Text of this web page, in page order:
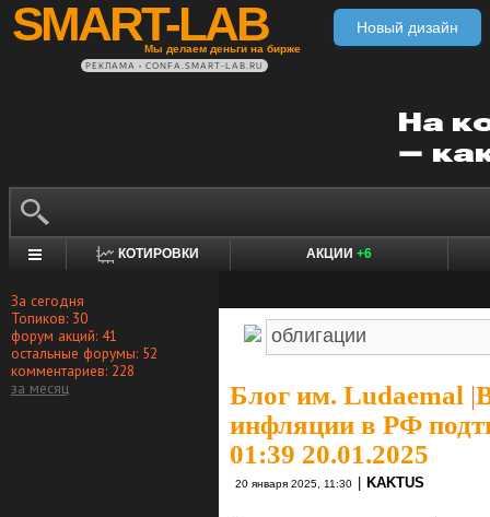
SMART-LAB
Мы делаем деньги на бирже
Новый дизайн
РЕКЛАМА • CONFA.SMART-LAB.RU
КОТИРОВКИ АКЦИИ +6
За сегодня
Топиков: 30
форум акций: 41
остальные форумы: 52
комментариев: 228
за месяц
Блог им. Ludaemal |
инфляции в РФ
01:39 20.01.2025
20 января 2025, 11:30 KAKTUS